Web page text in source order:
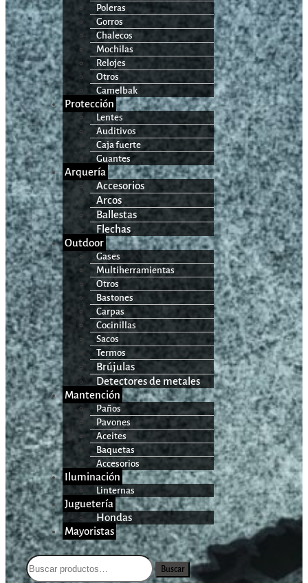
Poleras
Gorros
Chalecos
Mochilas
Relojes
Otros
Camelbak
Protección
Lentes
Auditivos
Caja fuerte
Guantes
Arquería
Accesorios
Arcos
Ballestas
Flechas
Outdoor
Gases
Multiherramientas
Otros
Bastones
Carpas
Cocinillas
Sacos
Termos
Brújulas
Detectores de metales
Mantención
Paños
Pavones
Aceites
Baquetas
Accesorios
Iluminación
Linternas
Juguetería
Hondas
Mayoristas
Buscar